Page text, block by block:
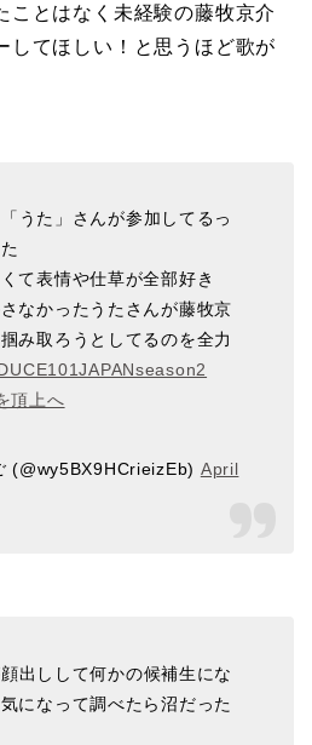
ことはなく未経験の藤牧京介
してほしい！と思うほど歌が
うた」さんが参加してるっ
て表情や仕草が全部好き
なかったうたさんが藤牧京
み取ろうとしてるのを全力
頂上へ
(@wy5BX9HCrieizEb) April
出しして何かの候補生にな
になって調べたら沼だった